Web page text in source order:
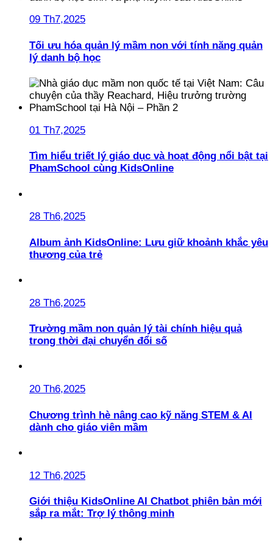
09 Th7,2025
Tối ưu hóa quản lý mầm non với tính năng quản
lý danh bộ học
01 Th7,2025
Tìm hiểu triết lý giáo dục và hoạt động nổi bật tại
PhamSchool cùng KidsOnline
28 Th6,2025
Album ảnh KidsOnline: Lưu giữ khoảnh khắc yêu
thương của trẻ
28 Th6,2025
Trường mầm non quản lý tài chính hiệu quả
trong thời đại chuyển đổi số
20 Th6,2025
Chương trình hè nâng cao kỹ năng STEM & AI
dành cho giáo viên mầm
12 Th6,2025
Giới thiệu KidsOnline AI Chatbot phiên bản mới
sắp ra mắt: Trợ lý thông minh